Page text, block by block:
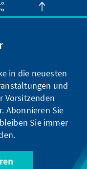
in die neuesten
und
Vorsitzenden
Abonnieren Sie
Sie immer